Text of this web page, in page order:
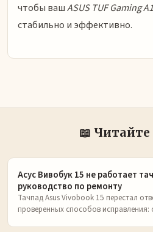
чтобы вашASUS TUF Gaming
стабильно и эффективно.
📖
Асус Вивобук 15 не работает
руководство по ремонту
Тачпад Asus Vivobook 15 перестал
проверенных способов исправления: